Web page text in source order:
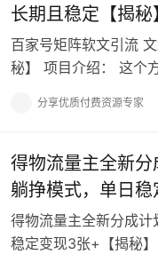
长期且稳定【揭秘
百家号矩阵软文引流
秘】 项目介绍： 这个
分享优质付费资源专家
得物流量主全新分
躺挣模式，单日稳
得物流量主全新分成计
稳定变现3张+【揭秘